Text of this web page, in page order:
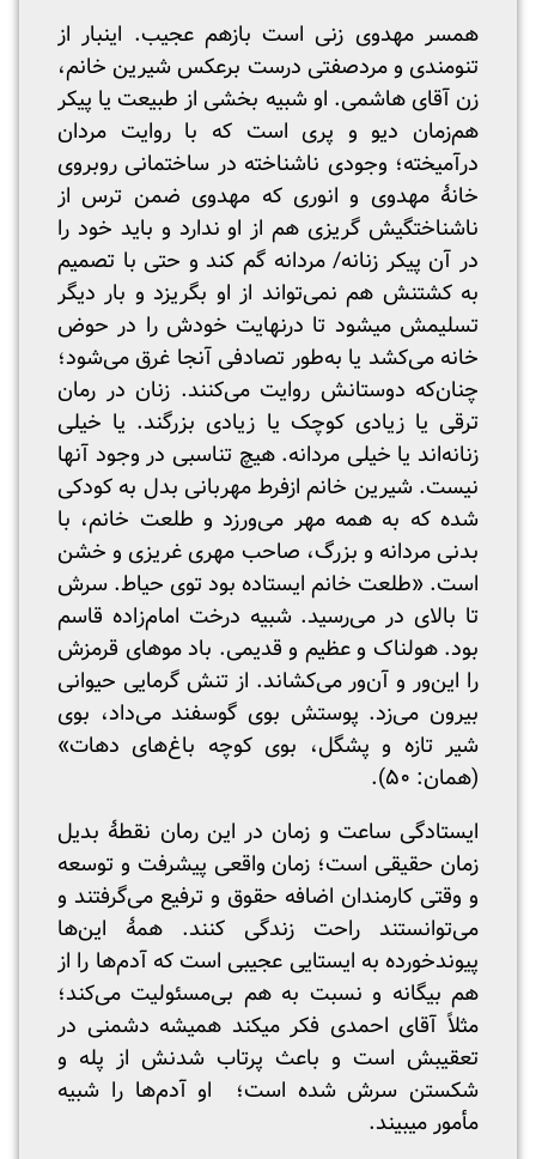
همسر مهدوی زنی است بازهم عجیب. این‎بار از
تنومندی و مردصفتی درست برعکس شیرین خانم،
زن آقای هاشمی. او شبیه بخشی از طبیعت یا پیکر
هم‌زمان دیو و پری است که با روایت مردان
درآمیخته؛ وجودی ناشناخته در ساختمانی روبروی
خانۀ مهدوی و انوری که مهدوی ضمن ترس از
ناشناختگیش گریزی هم از او ندارد و باید خود را
در آن پیکر زنانه/ مردانه گم کند و حتی با تصمیم
به کشتنش هم نمی‌تواند از او بگریزد و بار دیگر
تسلیمش می‎شود تا درنهایت خودش را در حوض
خانه می‌کشد یا به‌طور تصادفی آنجا غرق می‌شود؛
چنان‌که دوستانش روایت می‌کنند. زنان در رمان
ترقی یا زیادی کوچک یا زیادی بزرگند. یا خیلی
زنانه‌اند یا خیلی مردانه. هیچ تناسبی در وجود آن‎ها
نیست. شیرین خانم ازفرط مهربانی بدل به کودکی
شده که به همه مهر می‌ورزد و طلعت خانم، با
بدنی مردانه و بزرگ، صاحب مهری غریزی و خشن
است. «طلعت خانم ایستاده بود توی حیاط. سرش
تا بالای در می‌رسید. شبیه درخت امام‌زاده قاسم
بود. هولناک و عظیم و قدیمی. باد موهای قرمزش
را این‌ور و آن‌ور می‌کشاند. از تنش گرمایی حیوانی
بیرون می‌زد. پوستش بوی گوسفند می‌داد، بوی
شیر تازه و پشگل، بوی کوچه باغ‌های دهات»
(همان: ۵۰).
ایستادگی ساعت و زمان در این رمان نقطۀ بدیل
زمان حقیقی است؛ زمان واقعی پیشرفت و توسعه
و وقتی کارمندان اضافه حقوق و ترفیع می‌گرفتند و
می‌توانستند راحت زندگی کنند. همۀ این‌ها
پیوندخورده به ایستایی عجیبی است که آدم‌ها را از
هم بیگانه و نسبت به هم بی‌مسئولیت می‌کند؛
مثلاً آقای احمدی فکر می‎کند همیشه دشمنی در
تعقیبش است و باعث پرتاب شدنش از پله و
شکستن سرش شده است؛ او آدم‌ها را شبیه
مأمور می‎بیند.